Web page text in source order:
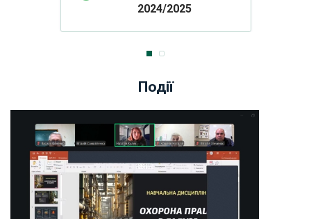
2024/2025
Події